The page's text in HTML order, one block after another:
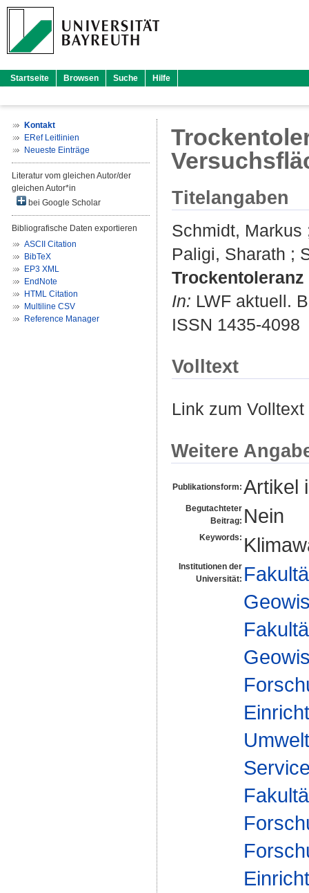
Startseite Browsen Suche Hilfe
Kontakt
ERef Leitlinien
Neueste Einträge
Literatur vom gleichen Autor/der
gleichen Autor*in
bei Google Scholar
Bibliografische Daten exportieren
ASCII Citation
BibTeX
EP3 XML
EndNote
HTML Citation
Multiline CSV
Reference Manager
Titelangaben
Schmidt, Markus
Paligi, Sharath ;
In: LWF aktuell.
ISSN 1435-4098
Volltext
Link zum
Weitere
Publikationsform: Artikel
Begutachteter
Beitrag: Nein
Keywords:
Institutionen der
Universität: